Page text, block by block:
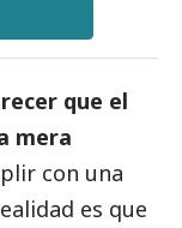
que el
mera
con una
es que